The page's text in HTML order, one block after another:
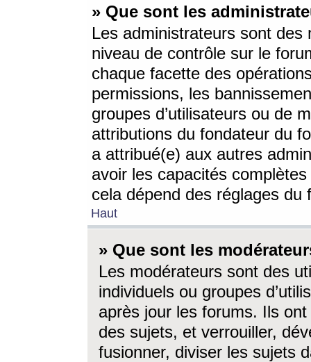
» Que sont les
Les administrateurs sont
niveau de contrôle sur le
chaque facette des
permissions, les
groupes d’utilisateurs ou de
attributions du fondateur du
a attribué(e) aux autres
avoir les capacités
cela dépend des réglages du
Haut
» Que sont les
Les modérateurs sont des
individuels ou groupes
après jour les forums. Ils ont
des sujets, et verrouiller,
fusionner, diviser les sujets